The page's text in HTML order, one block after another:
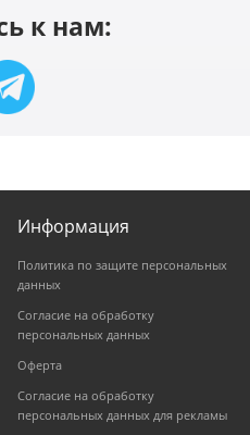
к нам:
Информация
Политика по защите персональных
данных
Согласие на обработку
персональных данных
Оферта
Согласие на обработку
персональных данных для рекламы